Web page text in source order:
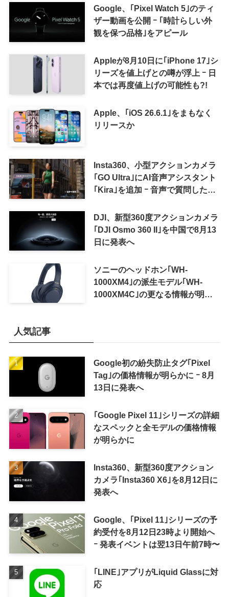
来の｢収益分配｣は廃止
Google、｢Pixel Watch 5｣のティ
ザー動画を公開 ｰ ｢時計らしい外
観を保つ品格｣をアピール
Appleが8月10日に｢iPhone 17｣シ
リーズを値上げとの噂が浮上 ｰ 日
本では再度値上げの可能性も?!
Apple、｢iOS 26.6.1｣をまもなく
リリースか
Insta360、小型アクションカメラ
｢GO Ultra｣にAI音声アシスタント
｢Kira｣を追加 ｰ 音声で質問した
可能に
DJI、新型360度アクションカメラ
｢DJI Osmo 360 II｣を中国で8月13
日に発表へ
ソニーのヘッドホン｢WH-
1000XM4｣の派生モデル｢WH-
1000XM4C｣の更なる情報が明ら
人気記事
Google初の紛失防止タグ｢Pixel
Tag｣の価格情報が明らかに ｰ 8月
13日に発表へ
｢Google Pixel 11｣シリーズの詳細
なスペックと全モデルの価格情報
が明らかに
Insta360、新型360度アクション
カメラ｢Insta360 X6｣を8月12日に
発表へ
Google、｢Pixel 11｣シリーズの予
約受付を8月12日23時より開始へ
ｰ 発表イベントは翌13日午前7時〜
｢LINE｣アプリがLiquid Glassに対
応